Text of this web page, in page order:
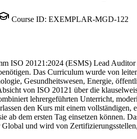
Course ID: EXEMPLAR-MGD-122
ISO 20121:2024 (ESMS) Lead
Das Curriculum wurde von
Gesundheitswesen, Energie,
von ISO 20121 über die
lehrergeführten Unterricht,
den Kurs mit einem
ab dem ersten Tag einsetzen können.
Global und wird von